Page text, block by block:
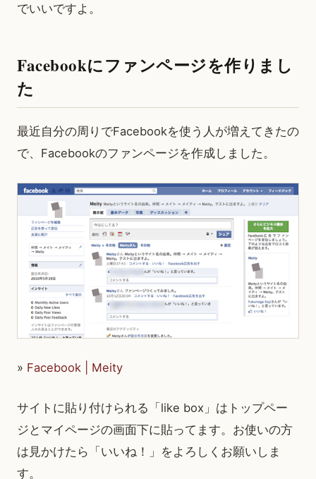
でいいですよ。
Facebookにファンページを作りまし
た
最近自分の周りでFacebookを使う人が増えてきたの
で、Facebookのファンページを作成しました。
» Facebook | Meity
サイトに貼り付けられる「like box」はトップペー
ジとマイページの画面下に貼ってます。お使いの方
は見かけたら「いいね！」をよろしくお願いしま
す。